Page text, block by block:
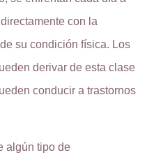
con la
su condición física. Los
derivar de esta clase
conducir a trastornos
algún tipo de